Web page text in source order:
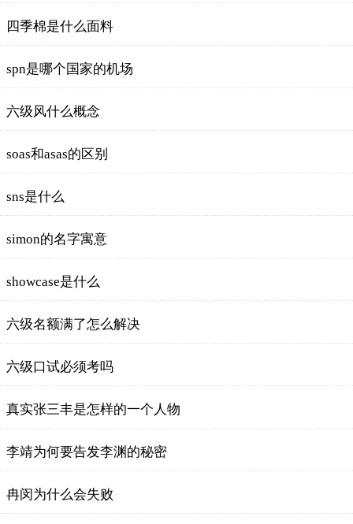
四季棉是什么面料
spn是哪个国家的机场
六级风什么概念
soas和asas的区别
sns是什么
simon的名字寓意
showcase是什么
六级名额满了怎么解决
六级口试必须考吗
真实张三丰是怎样的一个人物
李靖为何要告发李渊的秘密
冉闵为什么会失败